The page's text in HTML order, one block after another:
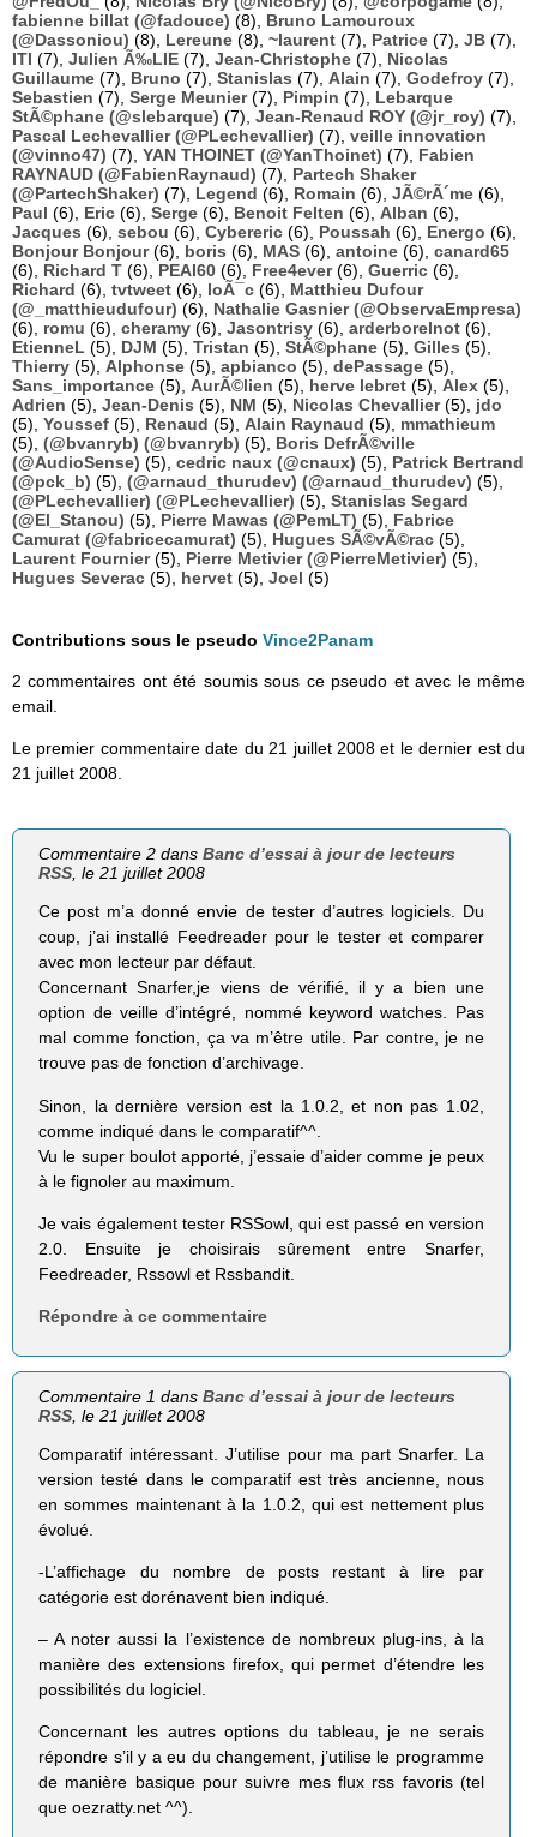
fabienne billat (@fadouce) (8), Bruno Lamouroux
(@Dassoniou) (8), Lereune (8), ~laurent (7), Patrice (7), JB (7),
ITI (7), Julien Ã‰LIE (7), Jean-Christophe (7), Nicolas
Guillaume (7), Bruno (7), Stanislas (7), Alain (7), Godefroy (7),
Sebastien (7), Serge Meunier(7), Pimpin (7), Lebarque
StÃ©phane (@slebarque) (7), Jean-Renaud ROY (@jr_roy) (7),
Pascal Lechevallier (@PLechevallier) (7), veille innovation
(@vinno47) (7), YAN THOINET (@YanThoinet) (7), Fabien
RAYNAUD (@FabienRaynaud) (7), Partech Shaker
(@PartechShaker) (7), Legend (6), Romain (6), JÃ©rÃ´me (6),
Paul (6), Eric (6), Serge (6), Benoit Felten (6), Alban (6),
Jacques (6), sebou (6), Cybereric (6), Poussah (6), Energo (6),
Bonjour Bonjour(6), boris (6), MAS (6), antoine (6), canard65
(6), Richard T (6), PEAI60 (6), Free4ever(6), Guerric (6),
Richard (6), tvtweet (6), loÃ¯c (6), Matthieu Dufour
(@_matthieudufour) (6), Nathalie Gasnier (@ObservaEmpresa)
(6), romu (6), cheramy (6), Jasontrisy (6), arderborelnot (6),
EtienneL (5), DJM (5), Tristan (5), StÃ©phane (5), Gilles (5),
Thierry (5), Alphonse (5), apbianco (5), dePassage (5),
Sans_importance (5), AurÃ©lien (5), herve lebret (5), Alex (5),
Adrien (5), Jean-Denis (5), NM (5), Nicolas Chevallier(5), jdo
(5), Youssef (5), Renaud (5), Alain Raynaud (5), mmathieum
(5), (@bvanryb) (@bvanryb) (5), Boris DefrÃ©ville
(@AudioSense) (5), cedric naux (@cnaux) (5), Patrick Bertrand
(@pck_b) (5), (@arnaud_thurudev) (@arnaud_thurudev) (5),
(@PLechevallier) (@PLechevallier) (5), Stanislas Segard
(@El_Stanou) (5), Pierre Mawas (@PemLT) (5), Fabrice
Camurat (@fabricecamurat) (5), Hugues SÃ©vÃ©rac (5),
Laurent Fournier(5), Pierre Metivier (@PierreMetivier) (5),
Hugues Severac (5), hervet (5), Joel (5)
Contributions sous le pseudo Vince2Panam
2 commentaires ont été soumis sous ce pseudo et avec le même
email.
Le premier commentaire date du 21 juillet 2008 et le dernier est du
21 juillet 2008.
Commentaire 2 dansBanc d’essai à jour de lecteurs
RSS, le 21 juillet 2008
Ce post m’a donné envie de tester d’autres logiciels. Du
coup, j’ai installé Feedreader pour le tester et comparer
avec mon lecteur par défaut.
Concernant Snarfer,je viens de vérifié, il y a bien une
option de veille d’intégré, nommé keyword watches. Pas
mal comme fonction, ça va m’être utile. Par contre, je ne
trouve pas de fonction d’archivage.
Sinon, la dernière version est la 1.0.2, et non pas 1.02,
comme indiqué dans le comparatif^^.
Vu le super boulot apporté, j’essaie d’aider comme je peux
à le fignoler au maximum.
Je vais également tester RSSowl, qui est passé en version
2.0. Ensuite je choisirais sûrement entre Snarfer,
Feedreader, Rssowl et Rssbandit.
Répondre à ce commentaire
Commentaire 1 dansBanc d’essai à jour de lecteurs
RSS , le 21 juillet 2008
Comparatif intéressant. J’utilise pour ma part Snarfer. La
version testé dans le comparatif est très ancienne, nous
en sommes maintenant à la 1.0.2, qui est nettement plus
évolué.
-L’affichage du nombre de posts restant à lire par
catégorie est dorénavent bien indiqué.
– A noter aussi la l’existence de nombreux plug-ins, à la
manière des extensions firefox, qui permet d’étendre les
possibilités du logiciel.
Concernant les autres options du tableau, je ne serais
répondre s’il y a eu du changement, j’utilise le programme
de manière basique pour suivre mes flux rss favoris (tel
que oezratty.net ^^).